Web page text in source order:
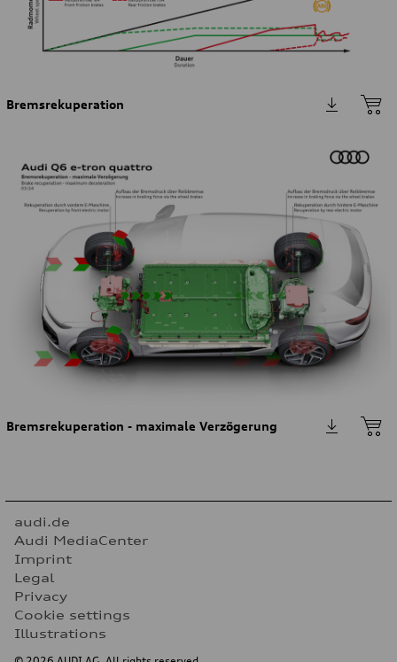
Bremsrekuperation
Bremsrekuperation - maximale Verzögerung
audi.de
Audi MediaCenter
Imprint
Legal
Privacy
Cookie settings
Illustrations